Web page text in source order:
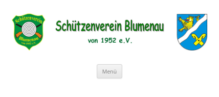
Schützenverein Blumenau von
1952 e.V.
Menü